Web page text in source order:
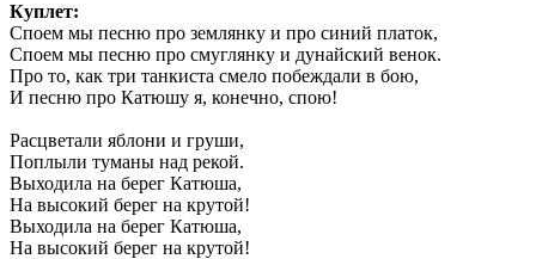
Куплет:
Споем мы песню про землянку и про синий платок,
Споем мы песню про смуглянку и дунайский венок.
Про то, как три танкиста смело побеждали в бою,
И песню про Катюшу я, конечно, спою!
Расцветали яблони и груши,
Поплыли туманы над рекой.
Выходила на берег Катюша,
На высокий берег на крутой!
Выходила на берег Катюша,
На высокий берег на крутой!